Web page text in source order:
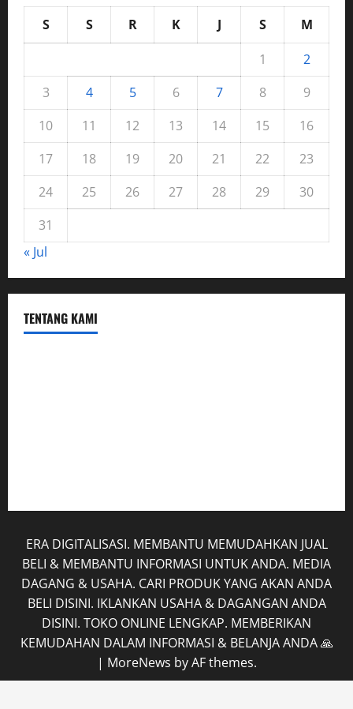
S S R K J S
M
1
2
3
4 5 6 7 8
9
10
11 12 13 14 15
16
17
18 19 20 21 22
23
24
25 26 27 28 29
30
31
« Jul
TENTANG KAMI
ERA DIGITALISASI. MEMBANTU MEMUDAHKAN JUAL
BELI & MEMBANTU INFORMASI UNTUK ANDA. MEDIA
DAGANG & USAHA. CARI PRODUK YANG AKAN ANDA
BELI DISINI. IKLANKAN USAHA & DAGANGAN ANDA
DISINI. TOKO ONLINE LENGKAP. MEMBERIKAN
KEMUDAHAN DALAM INFORMASI & BELANJA ANDA 🙏
| MoreNews by AF themes.